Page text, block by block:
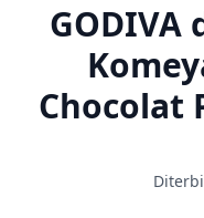
GODIVA
Chocolat